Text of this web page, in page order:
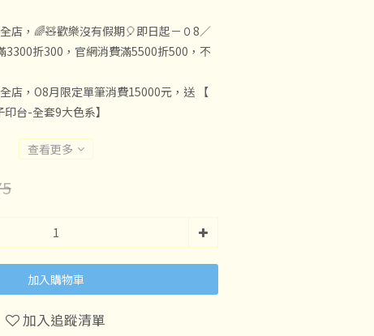
店，🌈🧸歡樂沒有假期🎈即日起－０8／
3300折300，官網消費滿5500折500，不
店，O8月限定單筆消費15000元，送 【
台-全套9大色系】
查看更多
加入購物車
加入追蹤清單